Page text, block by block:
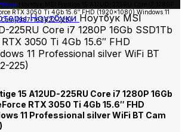
RTX 3050 Ti 4Gb 15.6″ FHD (1920×1080) Windows 11
(9S7-16S822-225)
Ноутбуки Ноутбук MSI
225RU Core i7 1280P 16Gb SSD1Tb
3050 Ti 4Gb 15.6″ FHD
11 Professional silver WiFi BT
225)
15 A12UD-225RU Core i7 1280P 16Gb
RTX 3050 Ti 4Gb 15.6″ FHD
11 Professional silver WiFi BT Cam